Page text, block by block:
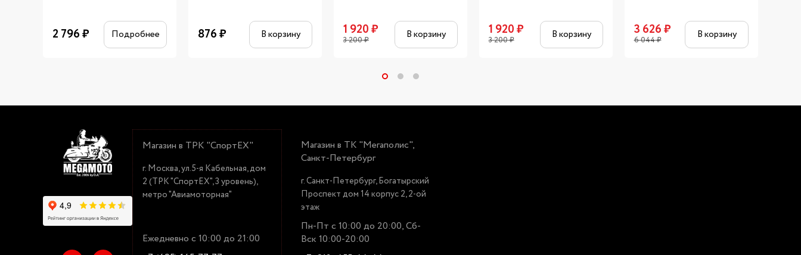
2 796₽ Подробнее 876₽ В корзину 1 920₽
3 200₽ В корзину 1 920₽
3 200₽ В корзину 3 626₽
6 044₽ В корзину
Магазин в ТРК "СпортЕХ"
г. Москва, ул.5-я Кабельная, дом
2 (ТРК "СпортЕХ", 3 уровень),
метро "Авиамоторная"
Ежедневно с 10:00 до 21:00
Магазин в ТК "Мегаполис",
Санкт-Петербург
г. Санкт-Петербург, Богатырский
Проспект дом 14 корпус 2, 2-ой
этаж
Пн-Пт с 10:00 до 20:00, Сб-
Вск 10:00-20:00